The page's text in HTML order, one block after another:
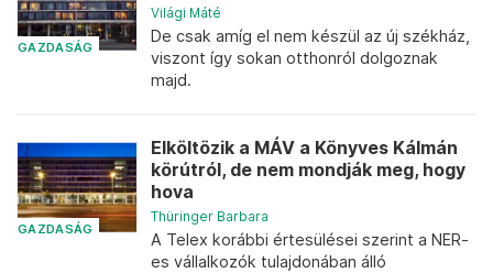
GAZDASÁG
Világi Máté
De csak amíg el nem készül az új székház,
viszont így sokan otthonról dolgoznak
majd.
GAZDASÁG
Elköltözik a MÁV a Könyves Kálmán
körútról, de nem mondják meg, hogy
hova
Thüringer Barbara
A Telex korábbi értesülései szerint a NER-
es vállalkozók tulajdonában álló